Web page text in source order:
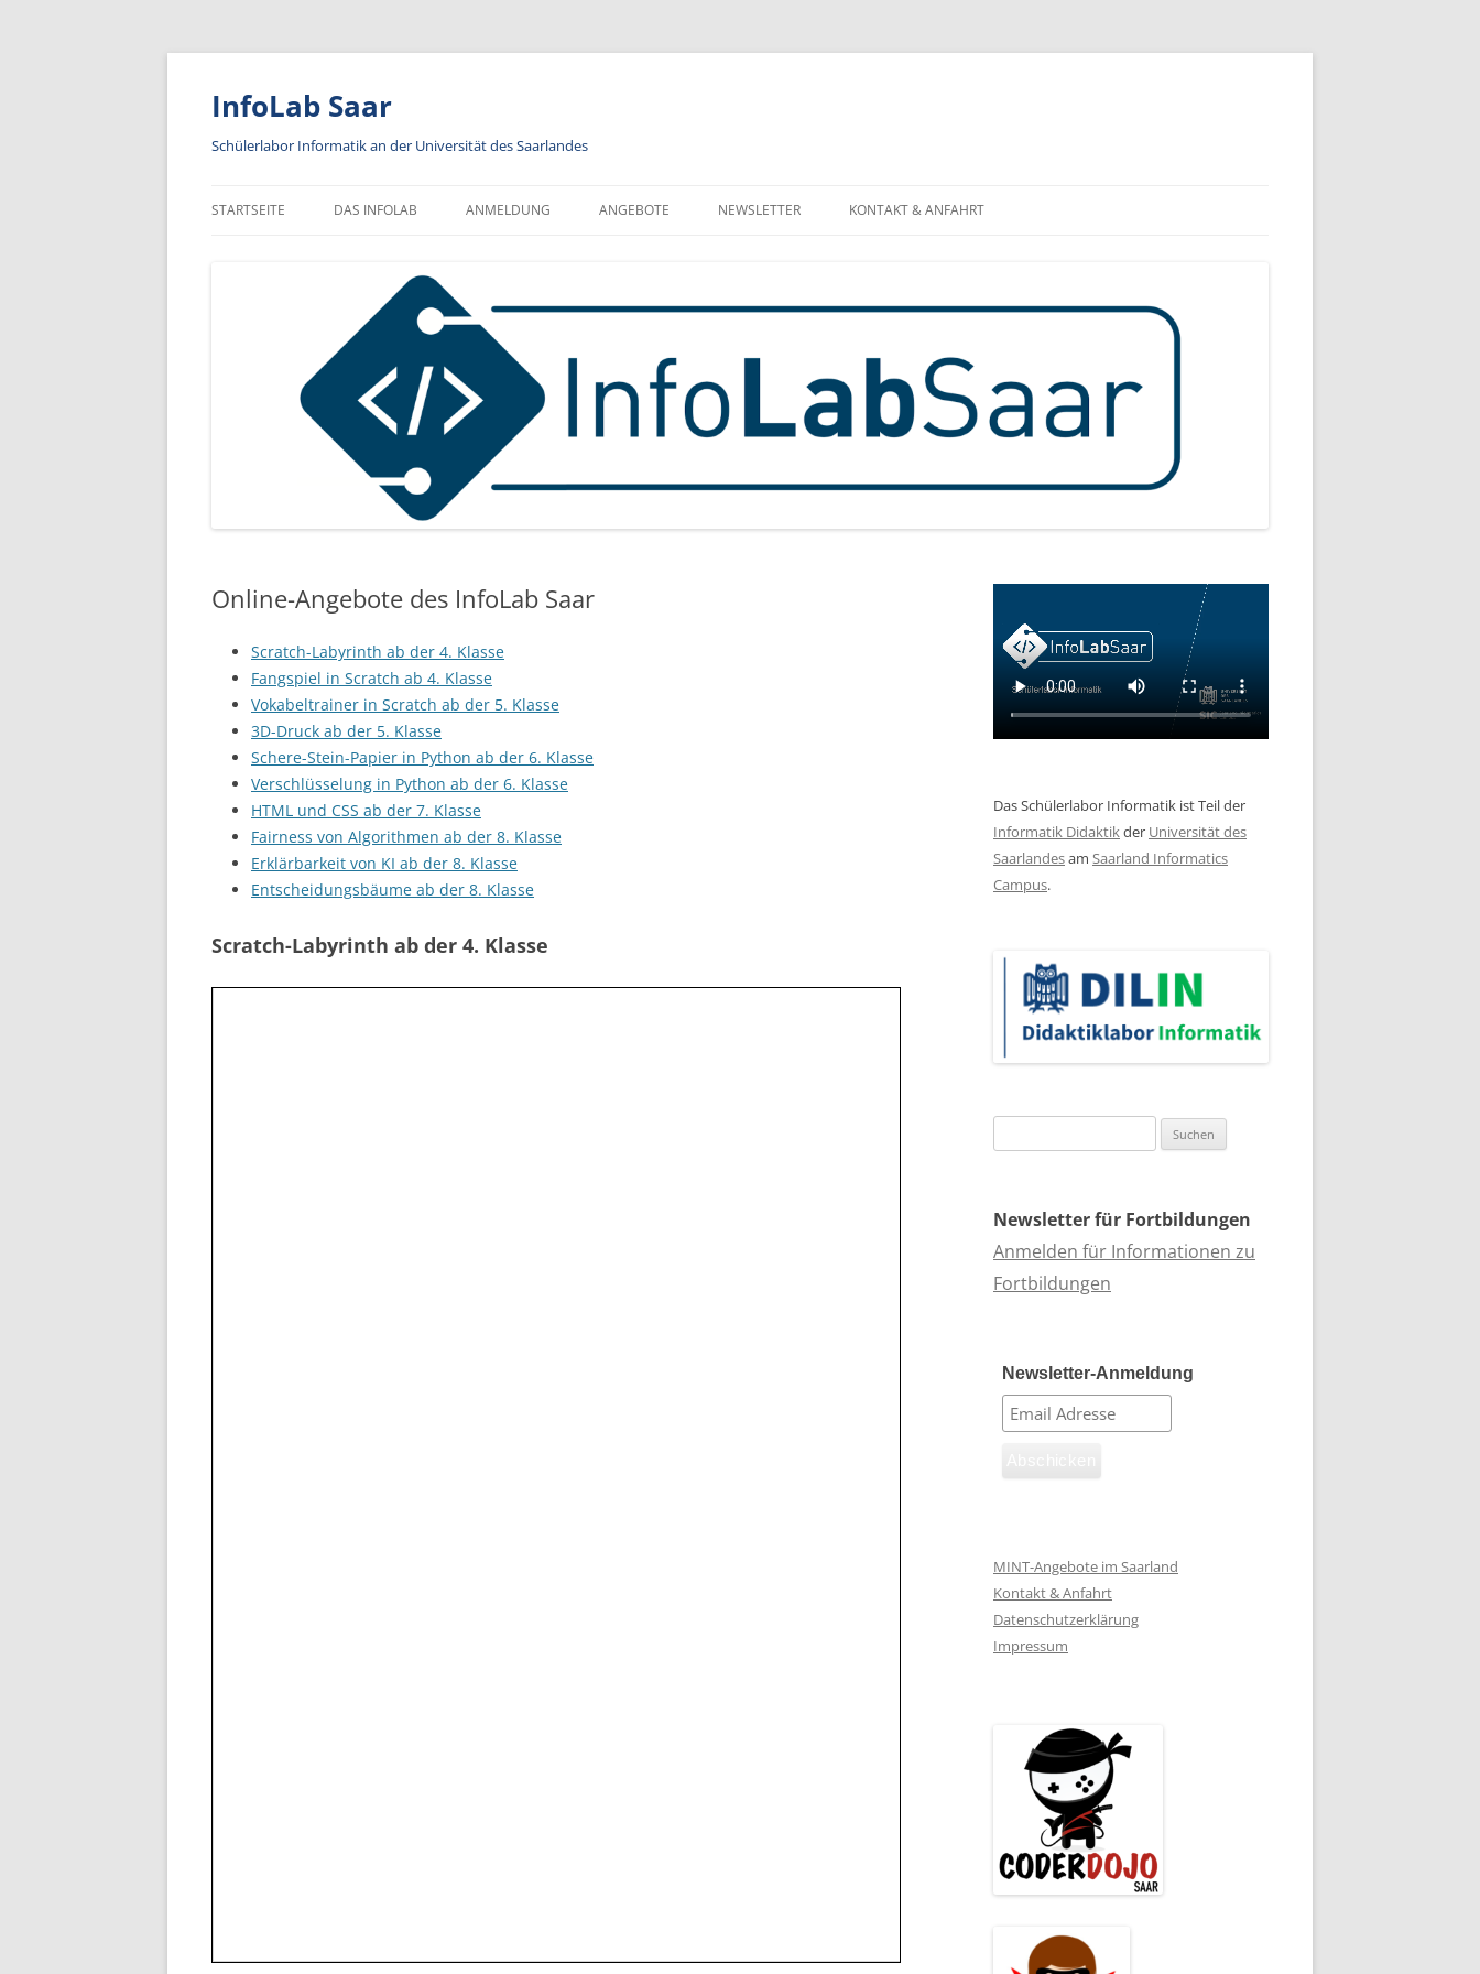
Zum
springen
InfoLab Saar
Schülerlabor Informatik an der Universität des Saarlandes
STARTSEITE DAS INFOLAB ANMELDUNG
INFORMATIONEN ZUR
ANMELDUNG
ANMELDUNG FÜR KLASSEN
ANGEBOTE
BERUFSORIENTIERUNG
NEWSLETTER
NEWSLETTER FÜR LEHRKRÄFTE
KONTAKT & ANFAHRT
Online-Angebote des InfoLab Saar
Scratch-Labyrinth ab der 4. Klasse
Fangspiel in Scratch ab 4. Klasse
Vokabeltrainer in Scratch ab der 5. Klasse
3D-Druck ab der 5. Klasse
Schere-Stein-Papier in Python ab der 6. Klasse
Verschlüsselung in Python ab der 6. Klasse
HTML und CSS ab der 7. Klasse
Fairness von Algorithmen ab der 8. Klasse
Erklärbarkeit von KI ab der 8. Klasse
Entscheidungsbäume ab der 8. Klasse
Scratch-Labyrinth ab der 4. Klasse
Das Schülerlabor Informatik ist Teil der
Informatik Didaktikder Universität des
Saarlandesam Saarland Informatics
Campus.
nach:
Newsletter für Fortbildungen
Anmelden für Informationen zu
Fortbildungen
Newsletter-Anmeldung
MINT-Angebote im Saarland
Kontakt & Anfahrt
Datenschutzerklärung
Impressum